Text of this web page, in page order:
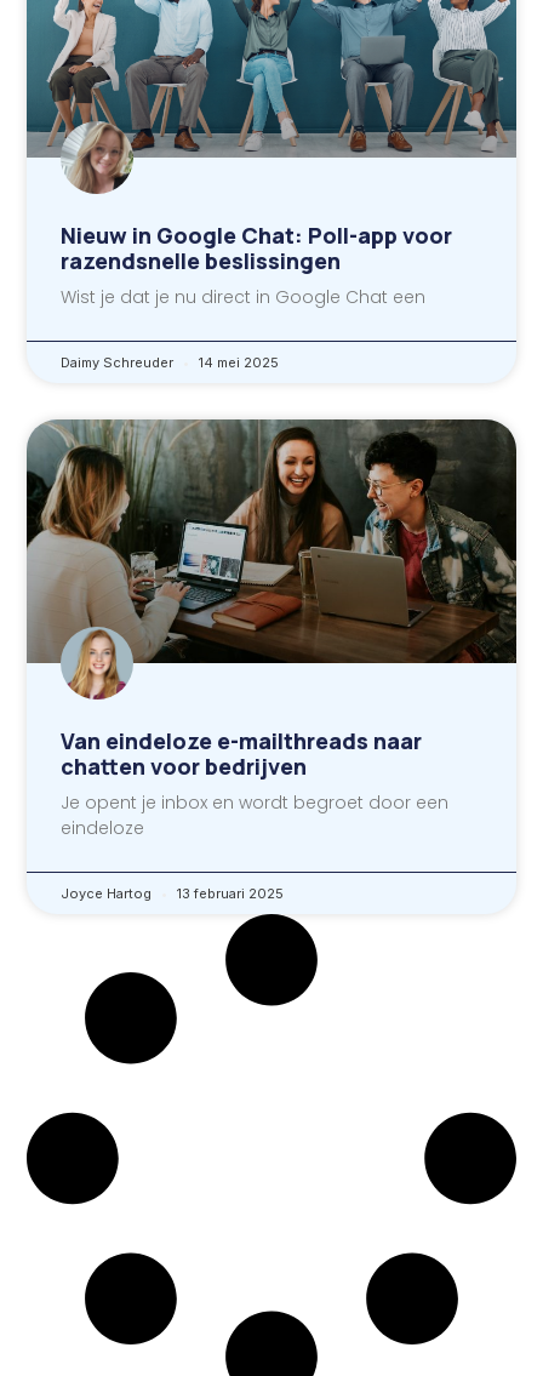
Nieuw in Google Chat: Poll-app voor
razendsnelle beslissingen
Wist je dat je nu direct in Google Chat een
Daimy Schreuder 14 mei 2025
Van eindeloze e-mailthreads naar
chatten voor bedrijven
Je opent je inbox en wordt begroet door een
eindeloze
Joyce Hartog 13 februari 2025